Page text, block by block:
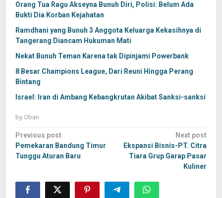
Orang Tua Ragu Akseyna Bunuh Diri, Polisi: Belum Ada
Bukti Dia Korban Kejahatan
Ramdhani yang Bunuh 3 Anggota Keluarga Kekasihnya di
Tangerang Diancam Hukuman Mati
Nekat Bunuh Teman Karena tak Dipinjami Powerbank
8 Besar Champions League, Dari Reuni Hingga Perang
Bintang
Israel: Iran di Ambang Kebangkrutan Akibat Sanksi-sanksi
by Oban
Post
navigation
Previous post
Pemekaran Bandung Timur
Tunggu Aturan Baru
Next post
Ekspansi Bisnis-PT. Citra
Tiara Grup Garap Pasar
Kuliner